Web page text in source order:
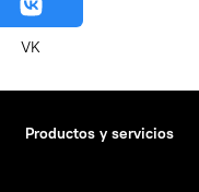
VK
Productos y servicios